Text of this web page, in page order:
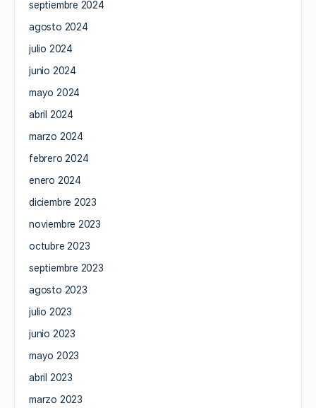
septiembre 2024
agosto 2024
julio 2024
junio 2024
mayo 2024
abril 2024
marzo 2024
febrero 2024
enero 2024
diciembre 2023
noviembre 2023
octubre 2023
septiembre 2023
agosto 2023
julio 2023
junio 2023
mayo 2023
abril 2023
marzo 2023